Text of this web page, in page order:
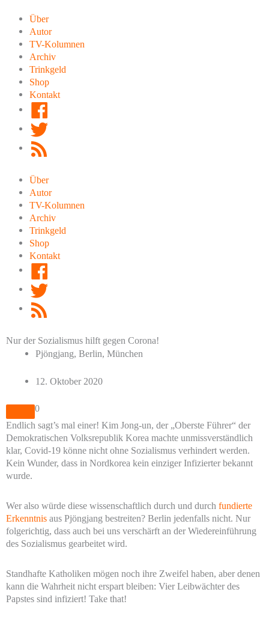
Inhalt
springen
Über
Autor
TV-Kolumnen
Archiv
Trinkgeld
Shop
Kontakt
Über
Autor
TV-Kolumnen
Archiv
Trinkgeld
Shop
Kontakt
Nur der Sozialismus hilft gegen Corona!
Pjöngjang, Berlin, München
12. Oktober 2020
0
Endlich sagt’s mal einer! Kim Jong-un, der „Oberste Führer“ der
Demokratischen Volksrepublik Korea machte unmissverständlich
klar, Covid-19 könne nicht ohne Sozialismus verhindert werden.
Kein Wunder, dass in Nordkorea kein einziger Infizierter bekannt
wurde.
Wer also würde diese wissenschaftlich durch und durch fundierte
Erkenntnis aus Pjöngjang bestreiten? Berlin jedenfalls nicht. Nur
folgerichtig, dass auch bei uns verschärft an der Wiedereinführung
des Sozialismus gearbeitet wird.
Standhafte Katholiken mögen noch ihre Zweifel haben, aber denen
kann die Wahrheit nicht erspart bleiben: Vier Leibwächter des
Papstes sind infiziert! Take that!